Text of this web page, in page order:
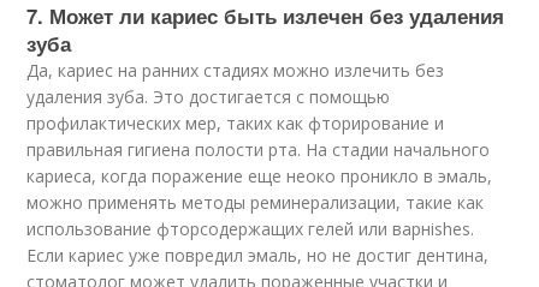
7. Может ли кариес быть излечен без удаления
зуба
Да, кариес на ранних стадиях можно излечить без
удаления зуба. Это достигается с помощью
профилактических мер, таких как фторирование и
правильная гигиена полости рта. На стадии начального
кариеса, когда поражение еще неоко проникло в эмаль,
можно применять методы реминерализации, такие как
использование фторсодержащих гелей или варнishes.
Если кариес уже повредил эмаль, но не достиг дентина,
стоматолог может удалить пораженные участки и